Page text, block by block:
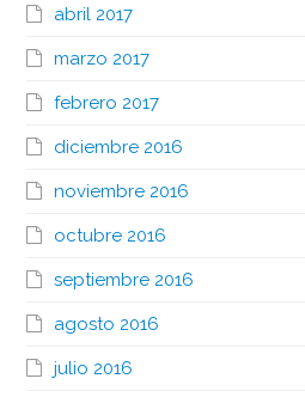
abril 2017
marzo 2017
febrero 2017
diciembre 2016
noviembre 2016
octubre 2016
septiembre 2016
agosto 2016
julio 2016